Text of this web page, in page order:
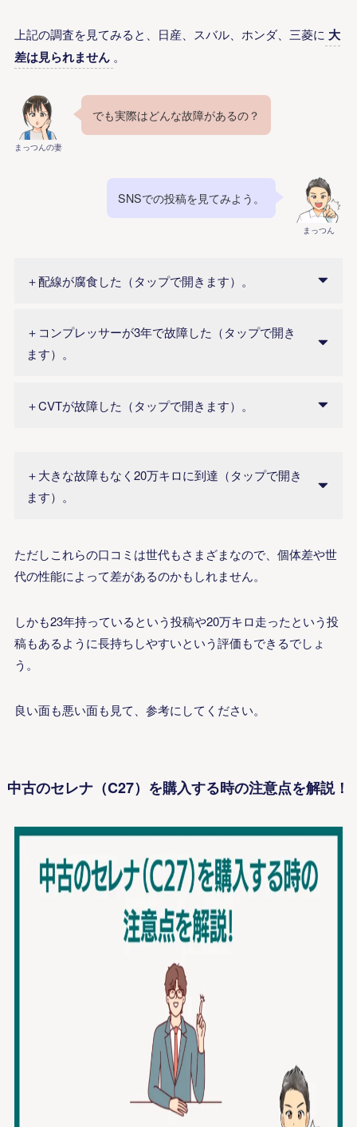
上記の調査を見てみると、日産、スバル、ホンダ、三菱に 大
差は見られません 。
まっつんの妻
でも実際はどんな故障があるの？
まっつん
SNSでの投稿を見てみよう。
＋配線が腐食した（タップで開きます）。
＋コンプレッサーが3年で故障した（タップで開き
ます）。
＋CVTが故障した（タップで開きます）。
＋大きな故障もなく20万キロに到達（タップで開き
ます）。
ただしこれらの口コミは世代もさまざまなので、個体差や世
代の性能によって差があるのかもしれません。
しかも23年持っているという投稿や20万キロ走ったという投
稿もあるように長持ちしやすいという評価もできるでしょ
う。
良い面も悪い面も見て、参考にしてください。
中古のセレナ（C27）を購入する時の注意点を解説！